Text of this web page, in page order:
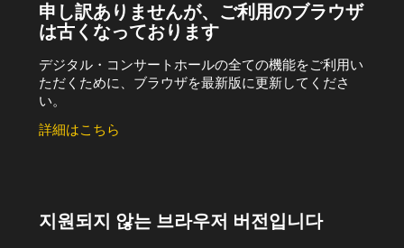
申し訳ありませんが、ご利用のブラウザ
は古くなっております
デジタル・コンサートホールの全ての機能をご利用い
ただくために、ブラウザを最新版に更新してくださ
い。
詳細はこちら
지원되지 않는 브라우저 버전입니다